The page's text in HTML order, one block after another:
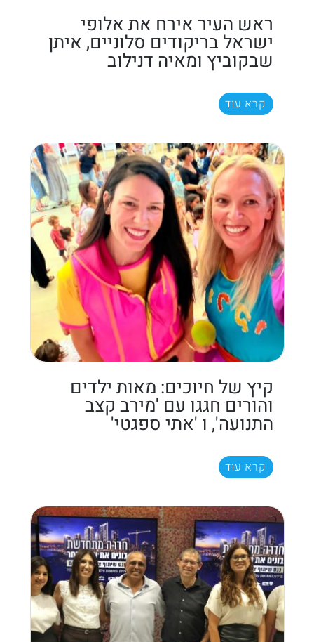
ראש העיר אירח את אלופי
ישראל בריקודים סלוניים, איתן
שבקוביץ ומאיה דנילוב
קרא עוד
קיץ של חיוכים: מאות ילדים
והורים חגגו עם 'מירב קצב
התנועה', ו 'אתי ספגטי'
קרא עוד